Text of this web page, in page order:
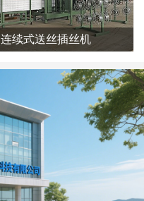
连续式送丝插丝机